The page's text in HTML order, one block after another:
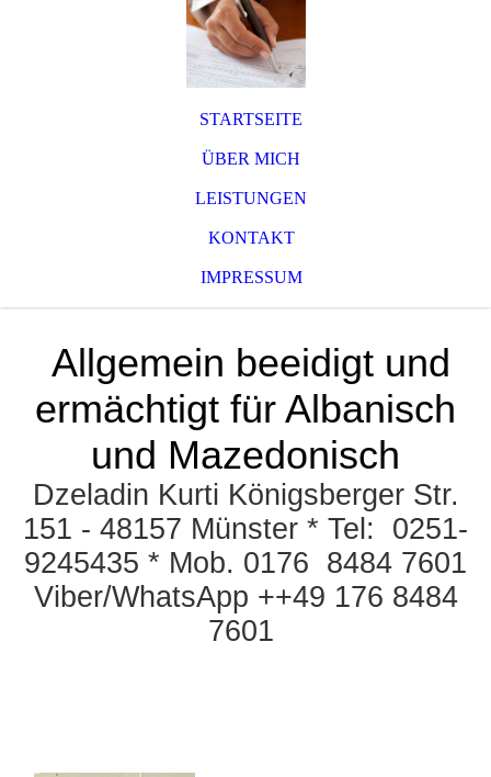
STARTSEITE
ÜBER MICH
LEISTUNGEN
KONTAKT
IMPRESSUM
Allgemein beeidigt und
ermächtigt für Albanisch
und Mazedonisch
Dzeladin Kurti Königsberger Str.
151 - 48157 Münster * Tel: 0251-
9245435 * Mob. 0176 8484 7601
Viber/WhatsApp ++49 176 8484
7601